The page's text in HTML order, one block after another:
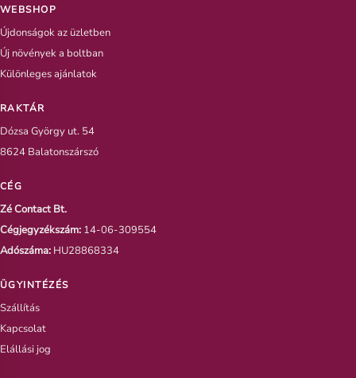
WEBSHOP
Újdonságok az üzletben
Új növények a boltban
Különleges ajánlatok
RAKTÁR
Dózsa György ut. 54
8624 Balatonszárszó
CÉG
Zé Contact Bt.
Cégjegyzékszám: 14-06-309554
Adószáma: HU28868334
ÜGYINTÉZÉS
Szállítás
Kapcsolat
Elállási jog